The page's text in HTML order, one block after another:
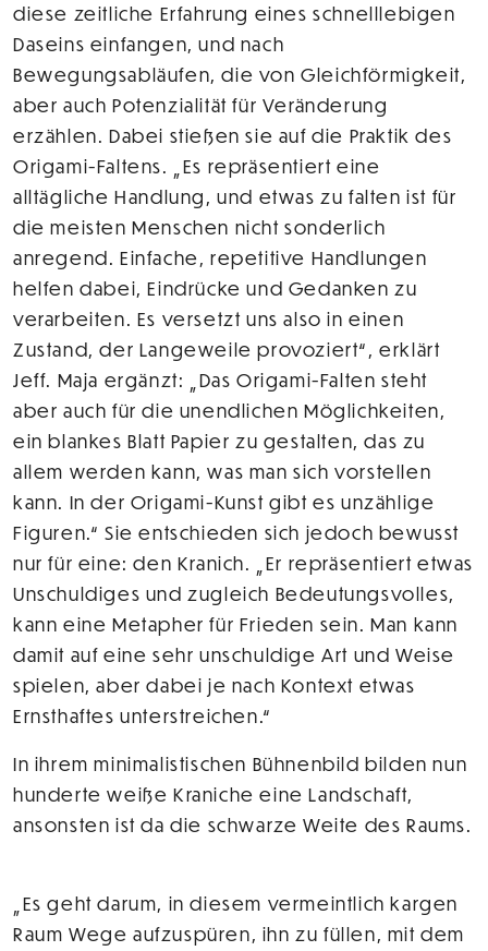
diese zeitliche Erfahrung eines schnelllebigen
Daseins einfangen, und nach
Bewegungsabläufen, die von Gleichförmigkeit,
aber auch Potenzialität für Veränderung
erzählen. Dabei stießen sie auf die Praktik des
Origami-Faltens. „Es repräsentiert eine
alltägliche Handlung, und etwas zu falten ist für
die meisten Menschen nicht sonderlich
anregend. Einfache, repetitive Handlungen
helfen dabei, Eindrücke und Gedanken zu
verarbeiten. Es versetzt uns also in einen
Zustand, der Langeweile provoziert“, erklärt
Jeff. Maja ergänzt: „Das Origami-Falten steht
aber auch für die unendlichen Möglichkeiten,
ein blankes Blatt Papier zu gestalten, das zu
allem werden kann, was man sich vorstellen
kann. In der Origami-Kunst gibt es unzählige
Figuren.“ Sie entschieden sich jedoch bewusst
nur für eine: den Kranich. „Er repräsentiert etwas
Unschuldiges und zugleich Bedeutungsvolles,
kann eine Metapher für Frieden sein. Man kann
damit auf eine sehr unschuldige Art und Weise
spielen, aber dabei je nach Kontext etwas
Ernsthaftes unterstreichen.“
In ihrem minimalistischen Bühnenbild bilden nun
hunderte weiße Kraniche eine Landschaft,
ansonsten ist da die schwarze Weite des Raums.
„Es geht darum, in diesem vermeintlich kargen
Raum Wege aufzuspüren, ihn zu füllen, mit dem